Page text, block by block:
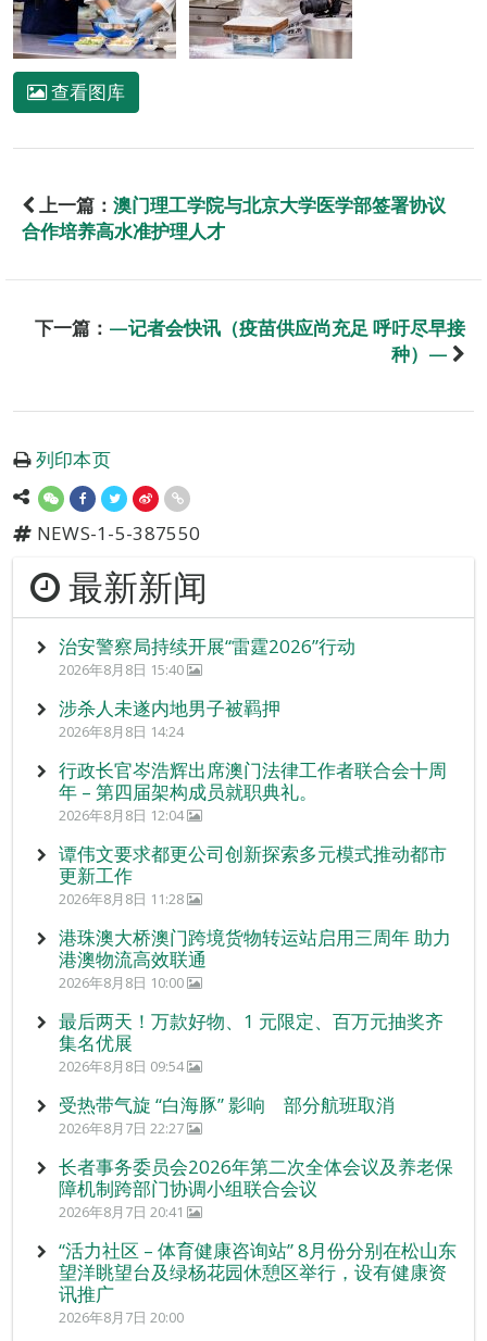
查看图库
上一篇： 澳门理工学院与北京大学医学部签署协议
合作培养高水准护理人才
下一篇： —记者会快讯（疫苗供应尚充足 呼吁尽早接
种）—
列印本页
NEWS-1-5-387550
最新新闻
治安警察局持续开展“雷霆2026”行动
2026年8月8日 15:40
涉杀人未遂内地男子被羁押
2026年8月8日 14:24
行政长官岑浩辉出席澳门法律工作者联合会十周
年 – 第四届架构成员就职典礼。
2026年8月8日 12:04
谭伟文要求都更公司创新探索多元模式推动都市
更新工作
2026年8月8日 11:28
港珠澳大桥澳门跨境货物转运站启用三周年 助力
港澳物流高效联通
2026年8月8日 10:00
最后两天！万款好物、1 元限定、百万元抽奖齐
集名优展
2026年8月8日 09:54
受热带气旋 “白海豚” 影响 部分航班取消
2026年8月7日 22:27
长者事务委员会2026年第二次全体会议及养老保
障机制跨部门协调小组联合会议
2026年8月7日 20:41
“活力社区 – 体育健康咨询站” 8月份分别在松山东
望洋眺望台及绿杨花园休憩区举行，设有健康资
讯推广
2026年8月7日 20:00